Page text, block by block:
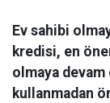
Ev sahibi
kredisi, en
olmaya
kullanmadan